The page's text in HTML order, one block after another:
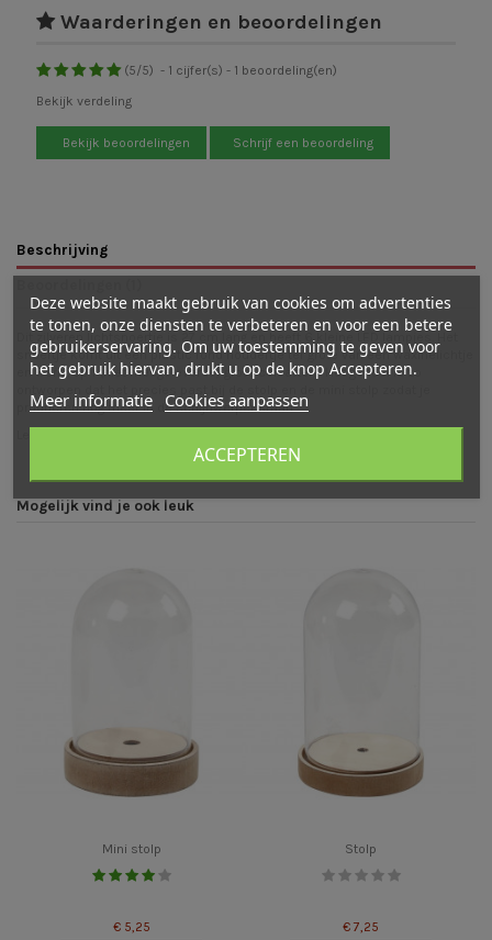
Waarderingen en beoordelingen
(5/5) - 1 cijfer(s) - 1 beoordeling(en)
Bekijk verdeling
Bekijk beoordelingen Schrijf een beoordeling
Beschrijving
Dit zilveren lichtsnoertje is 27 cm lang en heeft 6 kleine LED lampjes. Het
snoertje komt uit een plastic rond houdertje ter grote van een waxinelichtje
en werkt op 1 (niet meegeleverde) grote celbatterij. Het geheel is zo
producten nog meer in de schijnwerper staan.
Mogelijk vind je ook leuk
Mini stolp
€ 5,25
Stolp
€ 7,25
Deze website maakt gebruik van cookies om advertenties
te tonen, onze diensten te verbeteren en voor een betere
gebruikerservaring. Om uw toestemming te geven voor
het gebruik hiervan, drukt u op de knop Accepteren.
Meer informatie Cookies aanpassen
ACCEPTEREN